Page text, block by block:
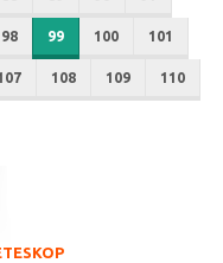
98 99 100 101
108 109 110